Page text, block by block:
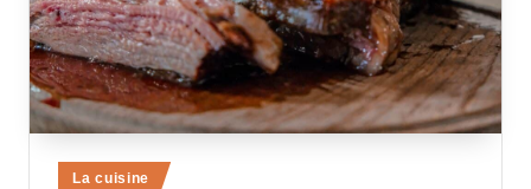
Posted
La cuisine